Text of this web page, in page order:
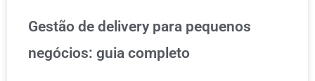
Gestão de delivery para pequenos
negócios: guia completo